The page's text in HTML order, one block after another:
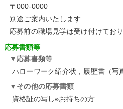
〒000-0000
別途ご案内いたします
応募前の職場見学は受け付けてお
応募書類等
応募書類等
ハローワーク紹介状，履歴書（写
その他の応募書類
資格証の写し※お持ちの方